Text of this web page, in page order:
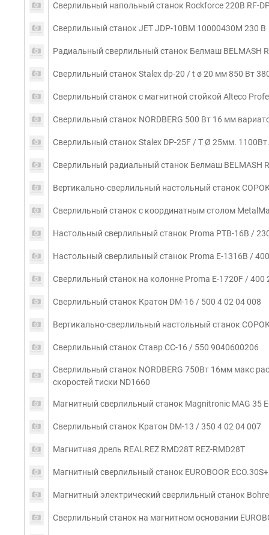
Сверлильный напольный станок Rockforce 220В RF-
Сверлильный станок JET JDP-10BM 10000430M 230 В
Радиальный сверлильный станок Белмаш BELMASH
Сверлильный станок Stalex dp-20 / t ø 20 мм 850 Вт
Сверлильный станок с магнитной стойкой Alteco
Сверлильный станок NORDBERG 500 Вт 16 мм
Сверлильный станок Stalex DP-25F / T Ø 25мм.
Сверлильный радиальный станок Белмаш BELMASH
Вертикально-сверлильный настольный станок
Сверлильный станок с координатным столом
Настольный сверлильный станок Proma PTB-16B /
Настольный сверлильный станок Proma E-1316B /
Сверлильный станок на колонне Proma Е-1720F / 400
Сверлильный станок Кратон DM-16 / 500 4 02 04 008
Вертикально-сверлильный настольный станок
Сверлильный станок Ставр CC-16 / 550 9040600206
Сверлильный станок NORDBERG 750Вт 16мм макс
скоростей тиски ND1660
Магнитный сверлильный станок Magnitronic MAG 35
Сверлильный станок Кратон DM-13 / 350 4 02 04 007
Магнитная дрель REALREZ RMD28T REZ-RMD28T
Магнитный сверлильный станок EUROBOOR ECO.30S+
Магнитный электрический сверлильный станок
Сверлильный станок на магнитном основании